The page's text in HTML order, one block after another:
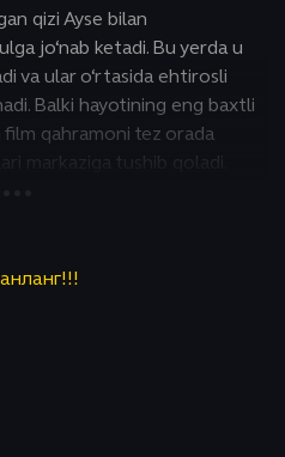
qizi Ayse bilan
jo‘nab ketadi. Bu yerda u
va ular o‘rtasida ehtirosli
Balki hayotining eng baxtli
film qahramoni tez orada